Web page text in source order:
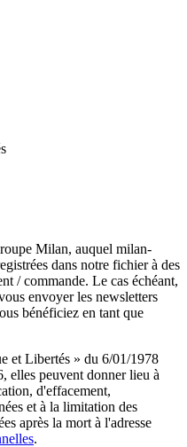
Milan, auquel milan-
dans notre fichier à des
/ commande. Le cas échéant,
envoyer les newsletters
bénéficiez en tant que
et Libertés » du 6/01/1978
elles peuvent donner lieu à
d'effacement,
et à la limitation des
après la mort à l'adresse
.